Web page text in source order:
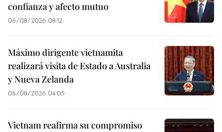
confianza y afecto mutuo
06/08/2026 08:12
Máximo dirigente vietnamita
realizará visita de Estado a Australia
y Nueva Zelanda
06/08/2026 04:05
Vietnam reafirma su compromiso